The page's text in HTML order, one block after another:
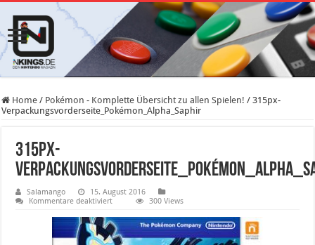
Home / Pokémon - Komplette Übersicht zu allen Spielen! / 315px-
Verpackungsvorderseite_Pokémon_Alpha_Saphir
315px-
Salamango
15. August 2016
Kommentare deaktiviertfür
Verpackungsvorderseite_Pokémon_Alpha_Saphir
300 Views